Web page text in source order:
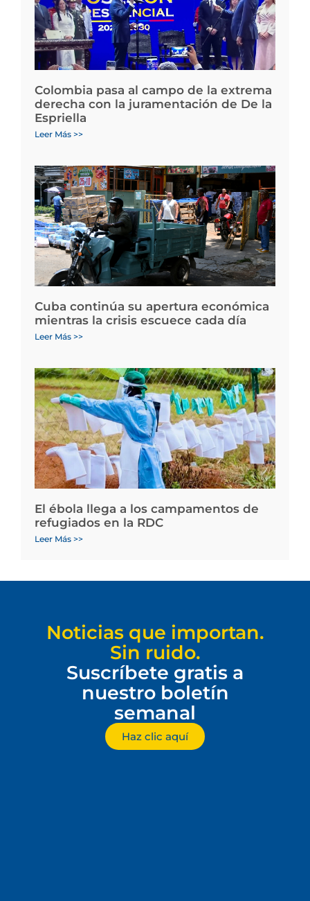
Colombia pasa al campo de la extrema
derecha con la juramentación de De la
Espriella
Leer Más >>
Cuba continúa su apertura económica
mientras la crisis escuece cada día
Leer Más >>
El ébola llega a los campamentos de
refugiados en la RDC
Leer Más >>
Noticias que importan.
Sin ruido.
Suscríbete gratis a
nuestro boletín
semanal
Haz clic aquí